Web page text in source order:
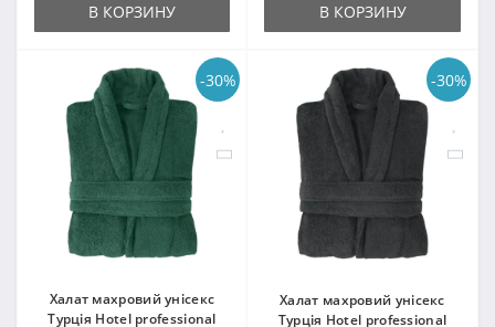
В КОРЗИНУ В КОРЗИНУ
-30%
Халат махровий унісекс
Турція Hotel professional
-30%
Халат махровий унісекс
Турція Hotel professional